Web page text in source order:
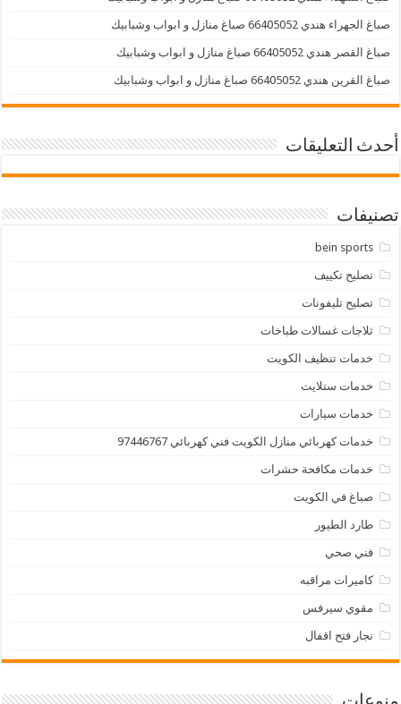
صباغ الجهراء هندي 66405052 صباغ منازل و ابواب وشبابيك
صباغ القصر هندي 66405052 صباغ منازل و ابواب وشبابيك
صباغ القرين هندي 66405052 صباغ منازل و ابواب وشبابيك
أحدث التعليقات
تصنيفات
bein sports
تصليح تكييف
تصليح تليفونات
ثلاجات غسالات طباخات
خدمات تنظيف الكويت
خدمات ستلايت
خدمات سيارات
خدمات كهربائي منازل الكويت فني كهربائي 97446767
خدمات مكافحة حشرات
صباغ في الكويت
طارد الطيور
فني صحي
كاميرات مراقبه
مقوي سيرفس
نجار فتح اقفال